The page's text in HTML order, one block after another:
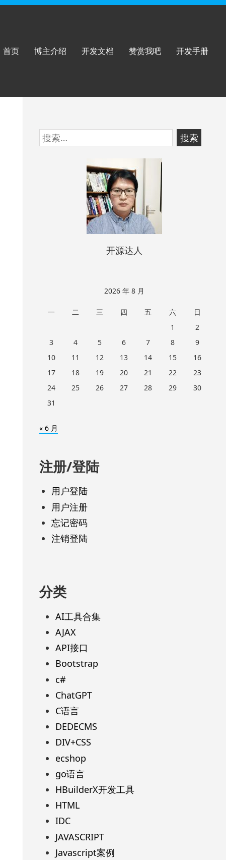
首页 博主介绍 开发文档 赞赏我吧 开发手册
跳
至
搜
索：
开源达人
2026 年 8 月
一 二 三 四 五 六
日
1
2
3
4 5 6 7 8
9
10
11 12 13 14 15
16
17
18 19 20 21 22
23
24
25 26 27 28 29
30
31
« 6 月
注册/登陆
用户登陆
用户注册
忘记密码
注销登陆
分类
AI工具合集
AJAX
API接口
Bootstrap
c#
ChatGPT
C语言
DEDECMS
DIV+CSS
ecshop
go语言
HBuilderX开发工具
HTML
IDC
JAVASCRIPT
Javascript案例